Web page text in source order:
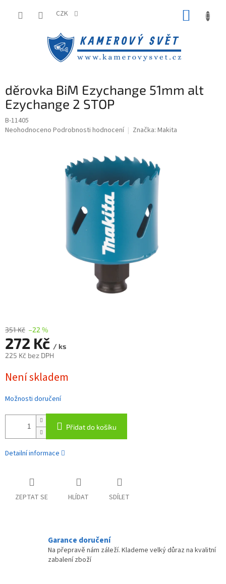
CZK
děrovka BiM Ezychange 51mm alt
Ezychange 2 STOP
B-11405
Průměrné
Neohodnoceno Podrobnosti hodnocení Značka: Makita
351 Kč –22 %
272 Kč / ks
225 Kč bez DPH
cena:
Není skladem
Možnosti doručení
Přidat do košíku
Detailní informace
ZEPTAT SE HLÍDAT SDÍLET
Garance doručení
Na přepravě nám záleží. Klademe velký důraz na kvalitní
zabalení zboží